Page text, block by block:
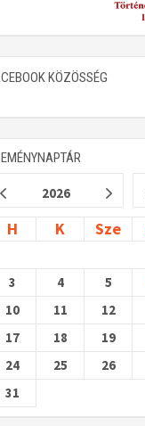
KÖZÖSSÉG
2026
H K Sze
3
4 5
10
11 12
17
18 19
24
25 26
31